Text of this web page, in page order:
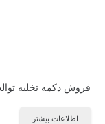
فروش دکمه تخلیه توالت
اطلاعات بیشتر